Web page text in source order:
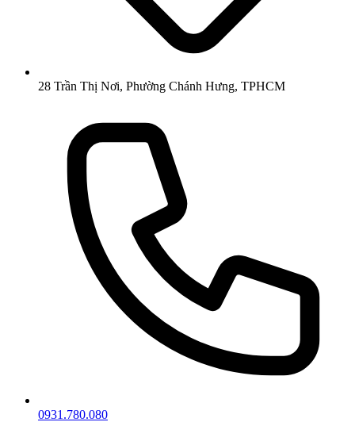
28 Trần Thị Nơi, Phường Chánh Hưng, TPHCM
0931.780.080